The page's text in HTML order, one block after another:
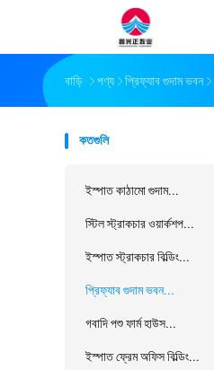
বাড়ি পণ্য প্রিফ্যাব গুদাম ভবন
কতগুলি
ইস্পাত কাঠামো গুদাম...
স্টিল স্ট্রাকচার ওয়ার্কশপ...
ইস্পাত স্ট্রাকচার বিল্ডিং...
প্রিফ্যাব গুদাম ভবন...
গবাদি পশু ফার্ম হাউস...
ইস্পাত ফ্রেম অফিস বিল্ডিং...